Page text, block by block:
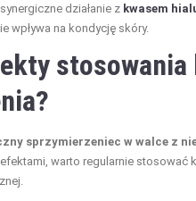
działanie z kwasem
wpływa na kondycję skóry.
stosowania
sprzymierzeniec w walce z
warto regularnie stosować